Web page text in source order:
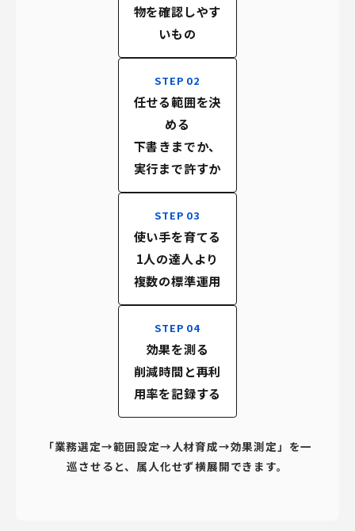
物を確認しやす
いもの
STEP 02
任せる範囲を決
める
下書きまでか、
実行まで許すか
STEP 03
使い手を育てる
1人の達人より
複数の標準運用
STEP 04
効果を測る
削減時間と再利
用率を記録する
「業務選定→範囲設定→人材育成→効果測定」を一
巡させると、属人化せず横展開できます。